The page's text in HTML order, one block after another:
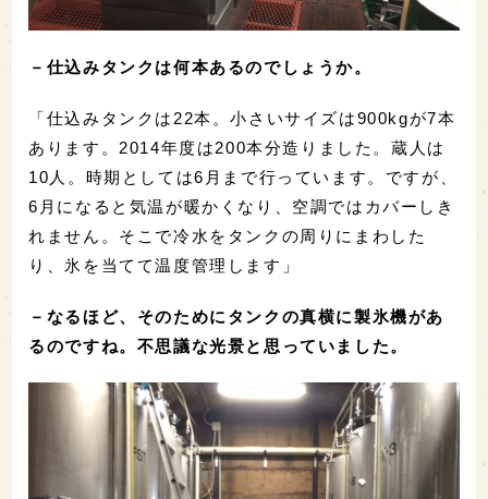
－仕込みタンクは何本あるのでしょうか。
「仕込みタンクは22本。小さいサイズは900kgが7本
あります。2014年度は200本分造りました。蔵人は
10人。時期としては6月まで行っています。ですが、
6月になると気温が暖かくなり、空調ではカバーしき
れません。そこで冷水をタンクの周りにまわした
り、氷を当てて温度管理します」
－なるほど、そのためにタンクの真横に製氷機があ
るのですね。不思議な光景と思っていました。